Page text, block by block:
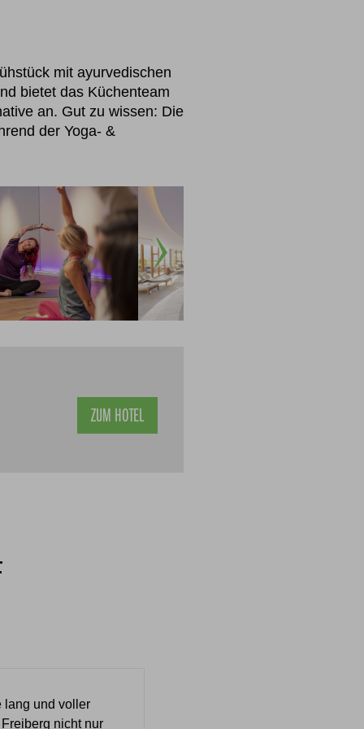
mit ayurvedischen
bietet das Küchenteam
an. Gut zu wissen: Die
der Yoga- &
ZUM HOTEL
lang und voller
nicht nur